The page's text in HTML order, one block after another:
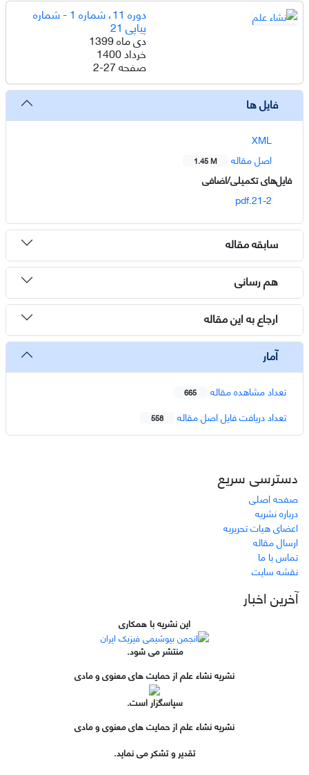
دوره 11، شماره 1 - شماره
پیاپی 21
دی ماه 1399
خرداد 1400
صفحه2-27
فایل ها
XML
اصل مقاله
1.45 M
فایل‌های تکمیلی/اضافی
سابقه مقاله
هم رسانی
ارجاع به این مقاله
آمار
تعداد مشاهده مقاله 665
تعداد دریافت فایل اصل مقاله 558
دسترسی سریع
صفحه اصلی
درباره نشریه
اعضای هیات تحریریه
ارسال مقاله
تماس با ما
نقشه سایت
آخرین اخبار
این نشریه با همکاری
منتشر می شود.
نشریه نشاء علم از حمایت های معنوی و مادی
سپاسگزار است.
نشریه نشاء علم از حمایت های معنوی و مادی
تقدیر و تشکر می نماید.